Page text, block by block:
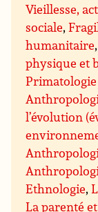
Vieillesse,
sociale,
humanitaire,
physique et
l’évolution
Ethnologie,
La parenté